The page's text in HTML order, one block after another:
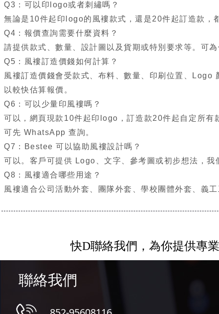
Q3：可以印logo或者刺繡嗎？
無論是10件起印logo的風褸款式，還是20件起訂造款
Q4：報價查詢需要什麼資料？
請提供款式、數量、設計圖以及貨期或特別要求等。可
Q5：風褸訂造價錢如何計算？
風褸訂造價錢會受款式、布料、數量、印刷位置、Logo
以較快估算報價。
Q6：可以少量印風褸嗎？
可以，網頁現款10件起印logo，訂造款20件起自定所
可先 WhatsApp 查詢。
Q7：Bestee 可以協助風褸設計嗎？
可以。客戶可提供 Logo、文字、參考圖或初步想法，
Q8：風褸適合哪些用途？
風褸適合公司活動外套、團隊外套、學校團體外套、義
聯絡我們
快D聯絡我們，為你提供專